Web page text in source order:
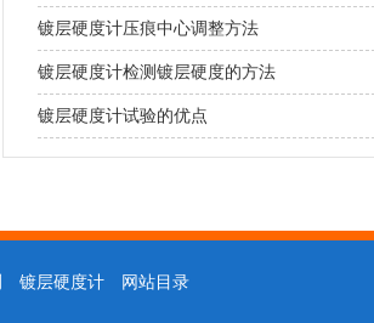
镀层硬度计压痕中心调整方法
镀层硬度计检测镀层硬度的方法
镀层硬度计试验的优点
镀层硬度计 网站目录